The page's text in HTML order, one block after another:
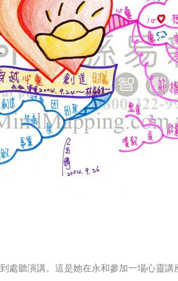
處聽演講。這是她在永和參加一場心靈